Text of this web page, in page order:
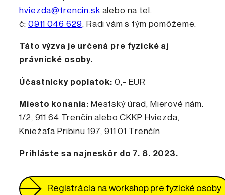
hviezda@trencin.sk alebo na tel.
č: 0911 046 629. Radi vám s tým pomôžeme.
Táto výzva je určená pre fyzické aj
právnické osoby.
Účastnícky poplatok: 0,- EUR
Miesto konania: Mestský úrad, Mierové nám.
1/2, 911 64 Trenčín alebo CKKP Hviezda,
Kniežaťa Pribinu 197, 911 01 Trenčín
Prihláste sa najneskôr do 7. 8. 2023.
Registrácia na workshop pre fyzické osoby